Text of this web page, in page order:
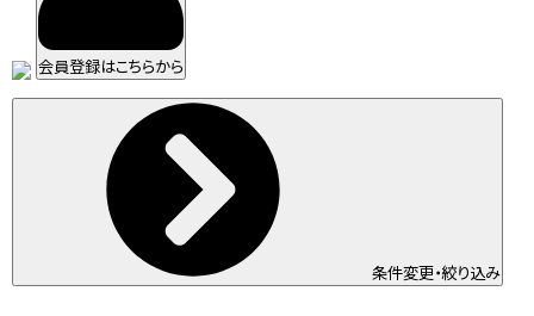
会員登録はこちらから
条件変更・絞り込み